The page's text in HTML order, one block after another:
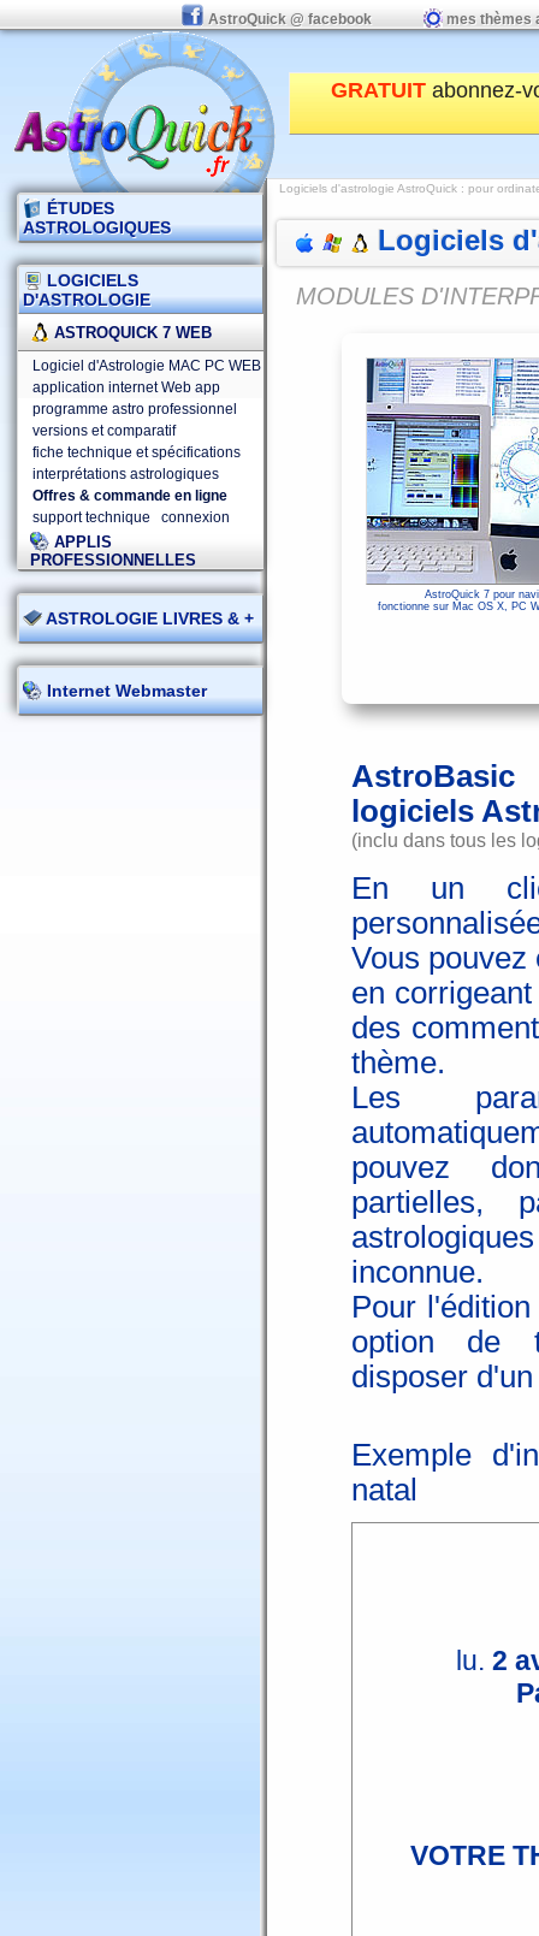
AstroQuick @ facebook mes thèmes
GRATUITabonnez-
ÉTUDES
ASTROLOGIQUES
LOGICIELS
D'ASTROLOGIE
ASTROQUICK 7 WEB
Logiciel d'Astrologie MAC PC WEB
application internet Web app
programme astro professionnel
versions et comparatif
fiche technique et spécifications
interprétations astrologiques
Offres & commande en ligne
support technique
connexion
APPLIS
PROFESSIONNELLES
ASTROLOGIE LIVRES & +
Internet Webmaster
Logiciels d'astrologie AstroQuick : pour
Logiciels
MODULES
AstroQuick 7 pour
fonctionne sur Mac OS X, PC
logiciels
(inclu dans tous les
En un
Vous
en
des
thème.
Les
pouvez
partielles,
inconnue.
Pour
option de
disposer
Exemple
natal
lu. 2
VOTRE